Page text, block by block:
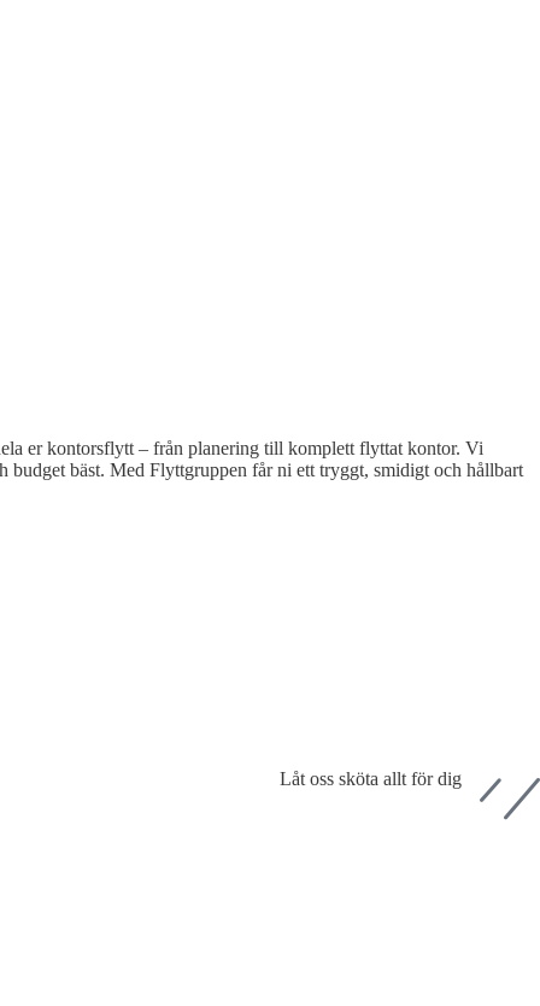
er kontorsflytt – från planering till komplett flyttat kontor. Vi
bäst. Med Flyttgruppen får ni ett tryggt, smidigt och hållbart
Låt oss sköta allt för dig